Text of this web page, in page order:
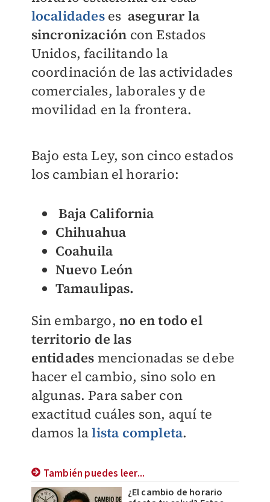
localidades es asegurar la
sincronización con Estados
Unidos, facilitando la
coordinación de las actividades
comerciales, laborales y de
movilidad en la frontera.
Bajo esta Ley, son cinco estados
los cambian el horario:
Baja California
Chihuahua
Coahuila
Nuevo León
Tamaulipas.
Sin embargo,no en todo el
territorio de las
entidades mencionadas se debe
hacer el cambio, sino solo en
algunas. Para saber con
exactitud cuáles son, aquí te
damos lalista completa.
También puedes leer...
¿El cambio de horario